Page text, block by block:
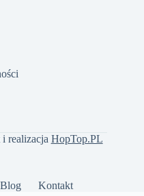
realizacja HopTop.PL
Blog Kontakt